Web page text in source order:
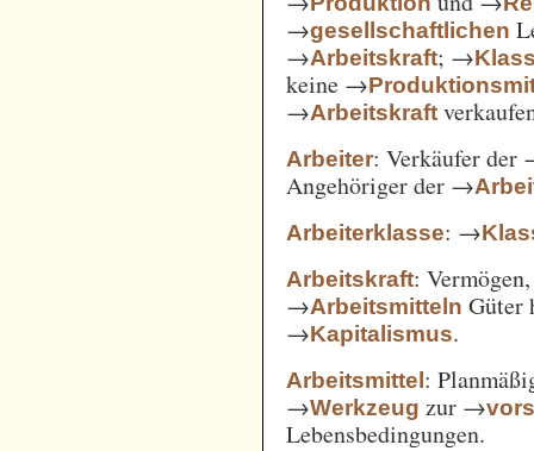
→gesellschaftlichen
→Arbeitskraft; →
keine →
→Arbeitskraft
Arbeiter: Verkäufer der
Angehöriger der →
Arbeiterklasse: →
Arbeitskraft:
→Arbeitsmitteln Güter
→Kapitalismus.
Arbeitsmittel:
→Werkzeug zur →
Lebensbedingungen.